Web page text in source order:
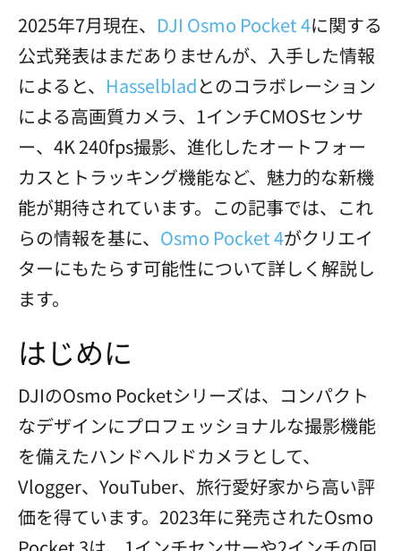
2025年7月現在、 DJI Osmo Pocket 4に関する
公式発表はまだありませんが、入手した情報
によると、 Hasselbladとのコラボレーション
による高画質カメラ、1インチCMOSセンサ
ー、4K 240fps撮影、進化したオートフォー
カスとトラッキング機能など、魅力的な新機
能が期待されています。この記事では、これ
らの情報を基に、 Osmo Pocket 4がクリエイ
ターにもたらす可能性について詳しく解説し
ます。
はじめに
DJIのOsmo Pocketシリーズは、コンパクト
なデザインにプロフェッショナルな撮影機能
を備えたハンドヘルドカメラとして、
Vlogger、YouTuber、旅行愛好家から高い評
価を得ています。2023年に発売されたOsmo